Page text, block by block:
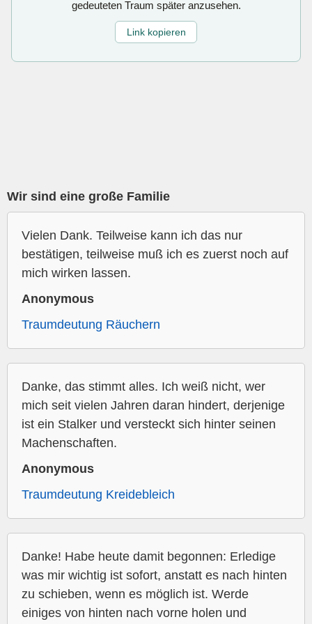
gedeuteten Traum später anzusehen.
Link kopieren
Wir sind eine große Familie
Vielen Dank. Teilweise kann ich das nur
bestätigen, teilweise muß ich es zuerst noch auf
mich wirken lassen.
Anonymous
Traumdeutung Räuchern
Danke, das stimmt alles. Ich weiß nicht, wer
mich seit vielen Jahren daran hindert, derjenige
ist ein Stalker und versteckt sich hinter seinen
Machenschaften.
Anonymous
Traumdeutung Kreidebleich
Danke! Habe heute damit begonnen: Erledige
was mir wichtig ist sofort, anstatt es nach hinten
zu schieben, wenn es möglich ist. Werde
einiges von hinten nach vorne holen und